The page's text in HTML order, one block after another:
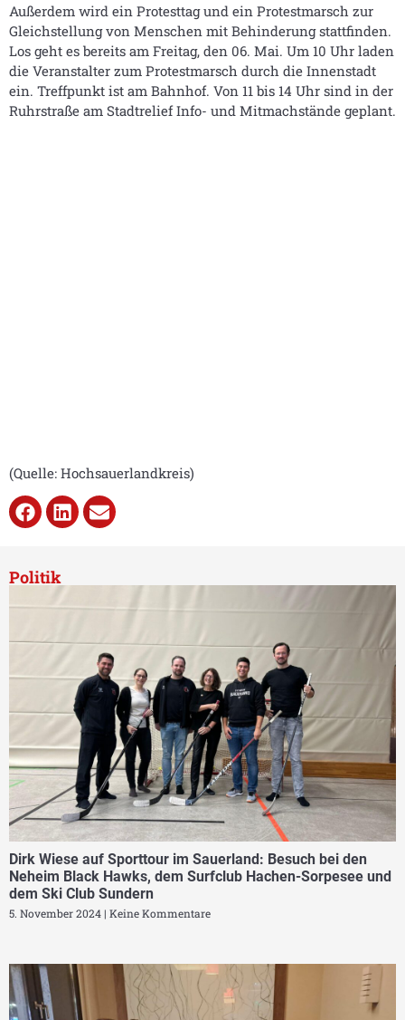
Außerdem wird ein Protesttag und ein Protestmarsch zur
Gleichstellung von Menschen mit Behinderung stattfinden.
Los geht es bereits am Freitag, den 06. Mai. Um 10 Uhr laden
die Veranstalter zum Protestmarsch durch die Innenstadt
ein. Treffpunkt ist am Bahnhof. Von 11 bis 14 Uhr sind in der
Ruhrstraße am Stadtrelief Info- und Mitmachstände geplant.
(Quelle: Hochsauerlandkreis)
Politik
Dirk Wiese auf Sporttour im Sauerland: Besuch bei den
Neheim Black Hawks, dem Surfclub Hachen-Sorpesee und
dem Ski Club Sundern
5. November 2024 Keine Kommentare